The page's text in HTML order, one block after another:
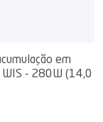
em
WIS - 280W (14,0